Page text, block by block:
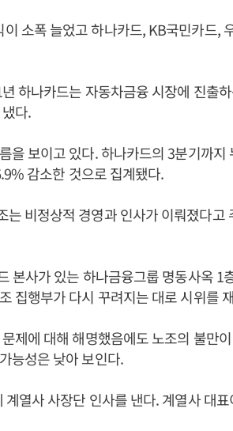
소폭 늘었고 하나카드, KB국민카드,
하나카드는 자동차금융 시장에 진출
다.
을 보이고 있다. 하나카드의 3분기까지
감소한 것으로 집계됐다.
는 비정상적 경영과 인사가 이뤄졌다고
본사가 있는 하나금융그룹 명동사옥 1
집행부가 다시 꾸려지는 대로 시위를
제에 대해 해명했음에도 노조의 불만
능성은 낮아 보인다.
열사 사장단 인사를 낸다. 계열사 대